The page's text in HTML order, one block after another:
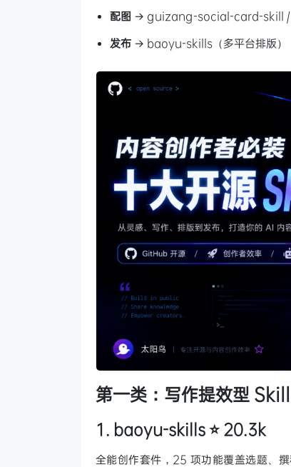
配图 → guizang-social-card-skill /
发布 → baoyu-skills（多平台排版）
第一类：写作提效型
1. baoyu-skills ⭐ 20.3k
全能创作套件，25 项功能覆盖选题、